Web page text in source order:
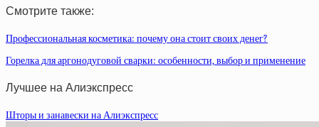
Смотрите также:
Профессиональная косметика: почему она стоит своих денег?
Горелка для аргонодуговой сварки: особенности, выбор и применение
Лучшее на Алиэкспресс
Шторы и занавески на Алиэкспресс